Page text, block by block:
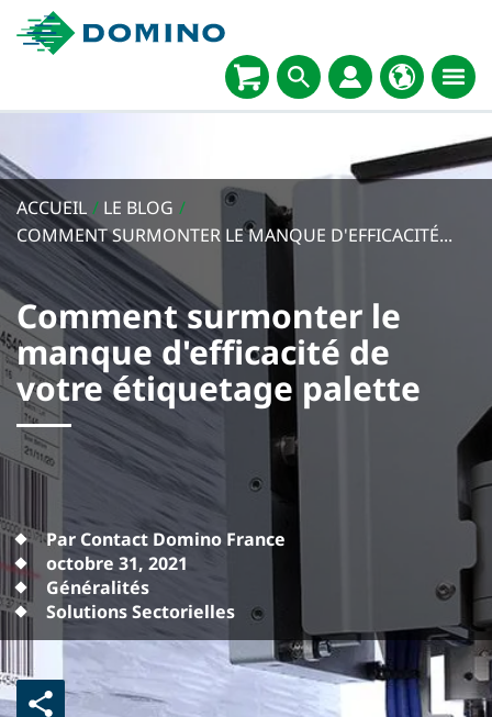
ACCUEIL / LE BLOG /
COMMENT SURMONTER LE MANQUE D'EFFICACITÉ...
Comment surmonter le
manque d'efficacité de
votre étiquetage palette
Par Contact Domino France
octobre 31, 2021
Généralités
Solutions Sectorielles